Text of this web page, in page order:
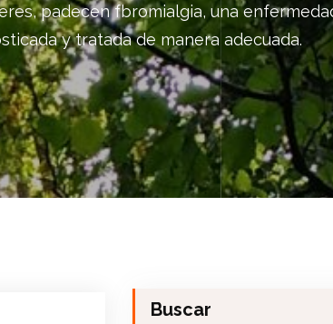
padecen fbromialgia, una
y tratada de manera adecuada.
Buscar